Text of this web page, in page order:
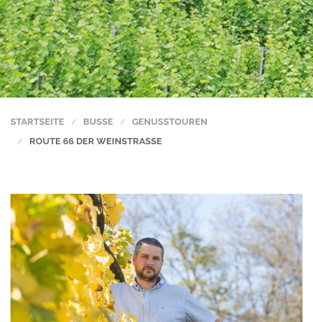
STARTSEITE BUSSE
GENUSSTOUREN
ROUTE 66 DER WEINSTRASSE